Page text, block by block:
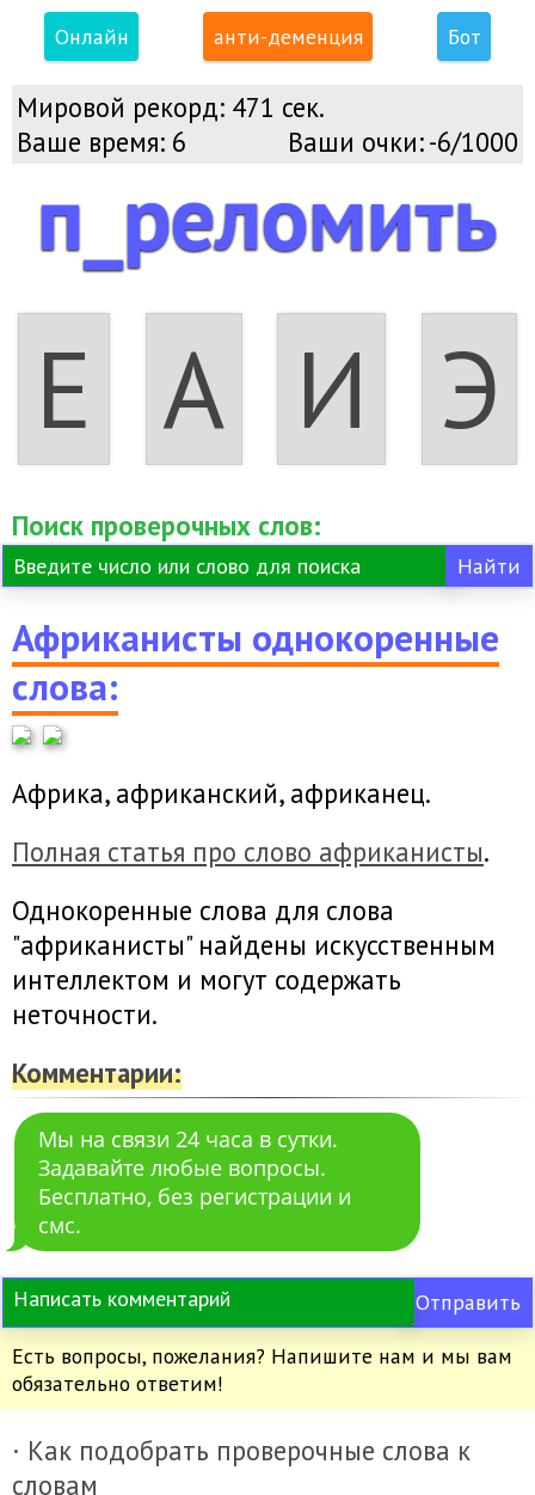
Онлайн анти-деменция Бот
Мировой рекорд: 471 сек.
Ваше время: 6 Ваши очки:-6/1000
п_реломить
Е А И Э
Поиск проверочных слов:
Африканисты однокоренные
слова:
Африка, африканский, африканец.
Полная статья про слово африканисты.
Однокоренные слова для слова
"африканисты" найдены искусственным
интеллектом и могут содержать
неточности.
Комментарии:
Мы на связи 24 часа в сутки.
Задавайте любые вопросы.
Бесплатно, без регистрации и
смс.
Отправить
Есть вопросы, пожелания? Напишите нам и мы вам
обязательно ответим!
· Как подобрать проверочные слова к
словам